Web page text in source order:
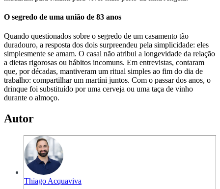
O segredo de uma união de 83 anos
Quando questionados sobre o segredo de um casamento tão
duradouro, a resposta dos dois surpreendeu pela simplicidade: eles
simplesmente se amam. O casal não atribui a longevidade da relação
a dietas rigorosas ou hábitos incomuns. Em entrevistas, contaram
que, por décadas, mantiveram um ritual simples ao fim do dia de
trabalho: compartilhar um martíni juntos. Com o passar dos anos, o
drinque foi substituído por uma cerveja ou uma taça de vinho
durante o almoço.
Autor
Thiago Acquaviva